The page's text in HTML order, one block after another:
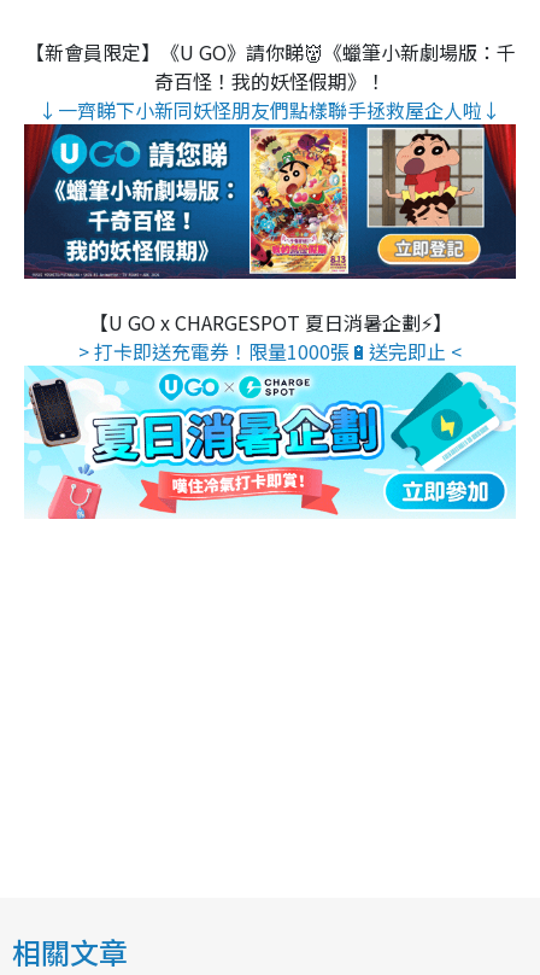
【新會員限定】《U GO》請你睇👹《蠟筆小新劇場版：千
奇百怪！我的妖怪假期》！
↓一齊睇下小新同妖怪朋友們點樣聯手拯救屋企人啦↓
【U GO x CHARGESPOT 夏日消暑企劃⚡】
> 打卡即送充電券！限量1000張🔋送完即止 <
相關文章